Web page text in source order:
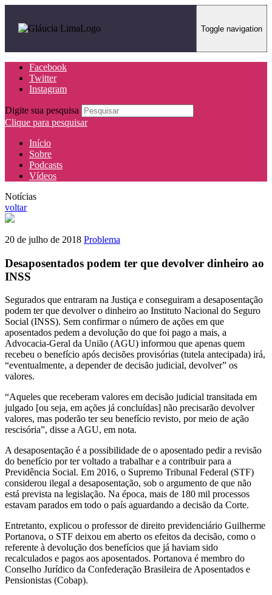
Toggle navigation
Facebook
Twitter
Instagram
Digite sua pesquisa
Clique para pesquisar
Início
Sobre
Podcasts
Vídeos
Notícias
voltar
20 de julho de 2018 Problema
Desaposentados podem ter que devolver dinheiro ao
INSS
Segurados que entraram na Justiça e conseguiram a desaposentação
podem ter que devolver o dinheiro ao Instituto Nacional do Seguro
Social (INSS). Sem confirmar o número de ações em que
aposentados pedem a devolução do que foi pago a mais, a
Advocacia-Geral da União (AGU) informou que apenas quem
recebeu o benefício após decisões provisórias (tutela antecipada) irá,
“eventualmente, a depender de decisão judicial, devolver” os
valores.
“Aqueles que receberam valores em decisão judicial transitada em
julgado [ou seja, em ações já concluídas] não precisarão devolver
valores, mas poderão ter seu benefício revisto, por meio de ação
rescisória”, disse a AGU, em nota.
A desaposentação é a possibilidade de o aposentado pedir a revisão
do benefício por ter voltado a trabalhar e a contribuir para a
Previdência Social. Em 2016, o Supremo Tribunal Federal (STF)
considerou ilegal a desaposentação, sob o argumento de que não
está prevista na legislação. Na época, mais de 180 mil processos
estavam parados em todo o país aguardando a decisão da Corte.
Entretanto, explicou o professor de direito previdenciário Guilherme
Portanova, o STF deixou em aberto os efeitos da decisão, como o
referente à devolução dos benefícios que já haviam sido
recalculados e pagos aos aposentados. Portanova é membro do
Conselho Jurídico da Confederação Brasileira de Aposentados e
Pensionistas (Cobap).